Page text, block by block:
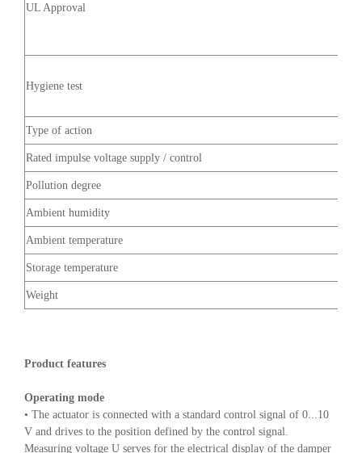
UL Approval
Hygiene test
Type of action
Rated impulse voltage supply / control
Pollution degree
Ambient humidity
Ambient temperature
Storage temperature
Weight
Product features
Operating mode
• The actuator is connected with a standard control signal of 0...10
V and drives to the position defined by the control signal.
Measuring voltage U serves for the electrical display of the damper